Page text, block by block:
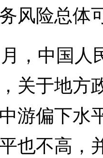
险总体
中国人
关于地方
游偏下水
也不高，